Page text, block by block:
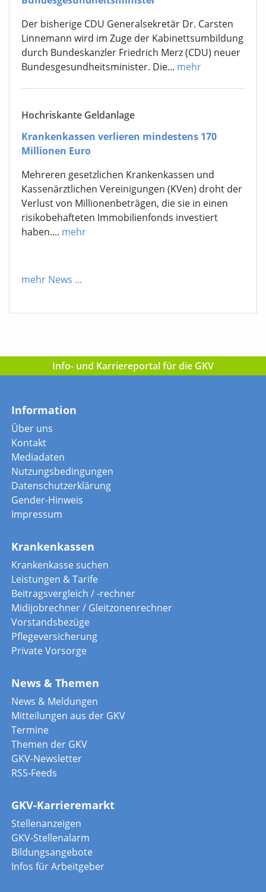
Der bisherige CDU Generalsekretär Dr. Carsten
Linnemann wird im Zuge der Kabinettsumbildung
durch Bundeskanzler Friedrich Merz (CDU) neuer
Bundesgesundheitsminister. Die... mehr
Hochriskante Geldanlage
Krankenkassen verlieren mindestens 170
Millionen Euro
Mehreren gesetzlichen Krankenkassen und
Kassenärztlichen Vereinigungen (KVen) droht der
Verlust von Millionenbeträgen, die sie in einen
risikobehafteten Immobilienfonds investiert
haben.... mehr
mehr News ...
Info- und Karriereportal für die GKV
Information
Über uns
Kontakt
Mediadaten
Nutzungsbedingungen
Datenschutzerklärung
Gender-Hinweis
Impressum
Krankenkassen
Krankenkasse suchen
Leistungen & Tarife
Beitragsvergleich / -rechner
Midijobrechner / Gleitzonenrechner
Vorstandsbezüge
Pflegeversicherung
Private Vorsorge
News & Themen
News & Meldungen
Mitteilungen aus der GKV
Termine
Themen der GKV
GKV-Newsletter
RSS-Feeds
GKV-Karrieremarkt
Stellenanzeigen
GKV-Stellenalarm
Bildungsangebote
Infos für Arbeitgeber